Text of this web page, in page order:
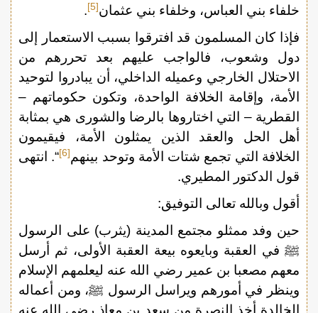
خلفاء بني العباس، وخلفاء بني عثمان[5]
.
فإذا كان المسلمون قد افترقوا بسبب الاستعمار إلى
دول وشعوب، فالواجب عليهم بعد تحررهم من
الاحتلال الخارجي وعميله الداخلي، أن يبادروا لتوحيد
الأمة، وإقامة الخلافة الواحدة، وتكون حكوماتهم –
القطرية – التي اختاروها بالرضا والشورى هي بمثابة
أهل الحل والعقد الذين يمثلون الأمة، فيقيمون
الخلافة التي تجمع شتات الأمة وتوحد بينهم[6]
“. انتهى
قول الدكتور المطيري.
أقول وبالله تعالى التوفيق:
حين وفد ممثلو مجتمع المدينة (يثرب) على الرسول
ﷺ في العقبة وبايعوه بيعة العقبة الأولى، ثم أرسل
معهم مصعبا بن عمير رضي الله عنه ليعلمهم الإسلام
وينظر في أمورهم ويراسل الرسول ﷺ، ومن أعماله